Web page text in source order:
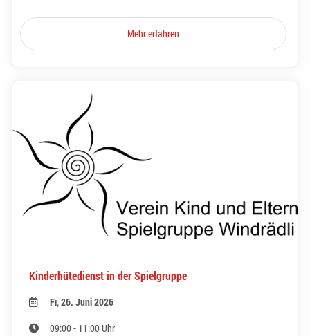
Mehr erfahren
Kinderhütedienst in der Spielgruppe
Fr, 26. Juni 2026
09:00 - 11:00 Uhr